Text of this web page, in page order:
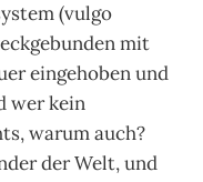
(vulgo
mit
eingehoben und
wer kein
warum auch?
der Welt, und